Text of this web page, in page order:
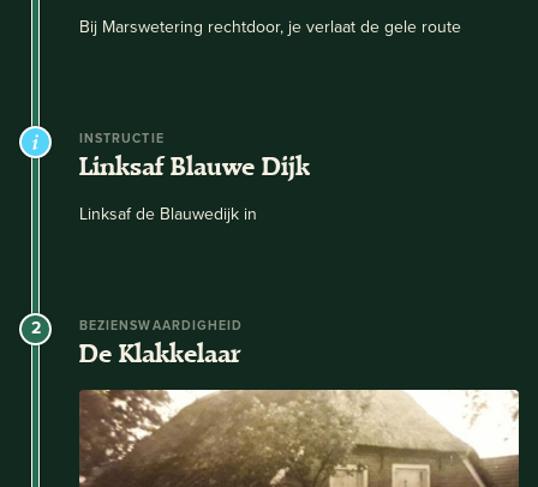
Bij Marswetering rechtdoor, je verlaat de gele route
INSTRUCTIE
Linksaf Blauwe Dijk
Linksaf de Blauwedijk in
2 BEZIENSWAARDIGHEID
De Klakkelaar